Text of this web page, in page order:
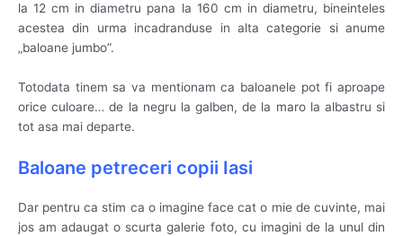
la 12 cm in diametru pana la 160 cm in diametru, bineinteles
acestea din urma incadranduse in alta categorie si anume
„baloane jumbo”.
Totodata tinem sa va mentionam ca baloanele pot fi aproape
orice culoare… de la negru la galben, de la maro la albastru si
tot asa mai departe.
Baloane petreceri copii Iasi
Dar pentru ca stim ca o imagine face cat o mie de cuvinte, mai
jos am adaugat o scurta galerie foto, cu imagini de la unul din